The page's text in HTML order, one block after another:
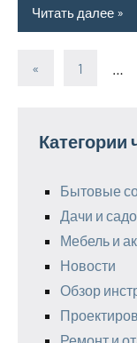
Читать далее
«
Предыдущие
1
Категории
Бытовые
Дачи и
Мебель и
Новости
Обзор